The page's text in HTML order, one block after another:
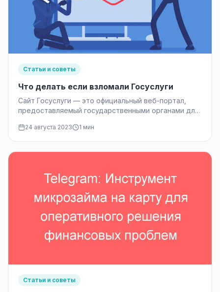
Статьи и советы
Что делать если взломали Госуслуги
Сайт Госуслуги — это официальный веб-портал,
предоставляемый государственными органами для
доступа к электронным госуслугам…
24 августа 2023 1 мин
Статьи и советы